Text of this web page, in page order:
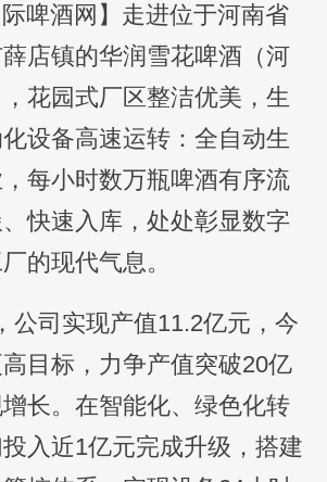
际啤酒网】走进位于河南省
店镇的华润雪花啤酒（河
花园式厂区整洁优美，生
设备高速运转：全自动生
每小时数万瓶啤酒有序流
快速入库，处处彰显数字
的现代气息。
公司实现产值11.2亿元，今
目标，力争产值突破20亿
长。在智能化、绿色化转
入近1亿元完成升级，搭建